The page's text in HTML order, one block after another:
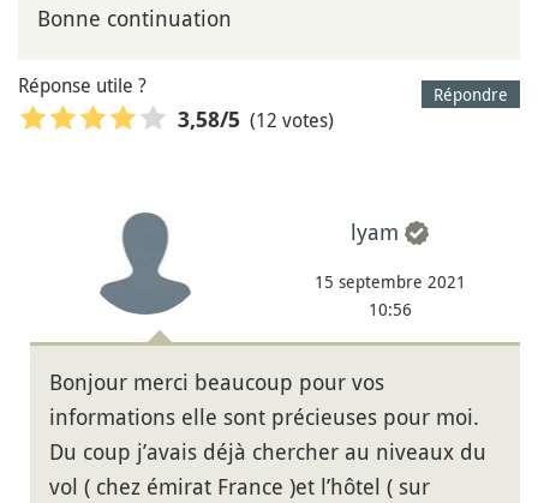
Bonne continuation
Répondre
Réponse utile ?
3,58/5 (12 votes)
lyam
15 septembre 2021
10:56
Bonjour merci beaucoup pour vos
informations elle sont précieuses pour moi.
Du coup j’avais déjà chercher au niveaux du
vol ( chez émirat France )et l’hôtel ( sur